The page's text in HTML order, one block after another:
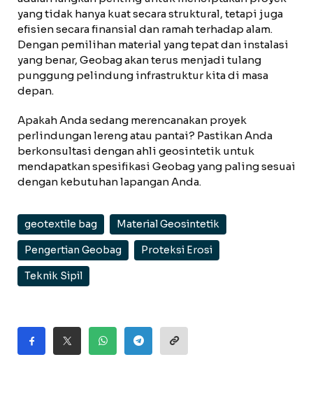
yang tidak hanya kuat secara struktural, tetapi juga
efisien secara finansial dan ramah terhadap alam.
Dengan pemilihan material yang tepat dan instalasi
yang benar, Geobag akan terus menjadi tulang
punggung pelindung infrastruktur kita di masa
depan.
Apakah Anda sedang merencanakan proyek
perlindungan lereng atau pantai? Pastikan Anda
berkonsultasi dengan ahli geosintetik untuk
mendapatkan spesifikasi Geobag yang paling sesuai
dengan kebutuhan lapangan Anda.
geotextile bag Material Geosintetik
Pengertian Geobag Proteksi Erosi
Teknik Sipil